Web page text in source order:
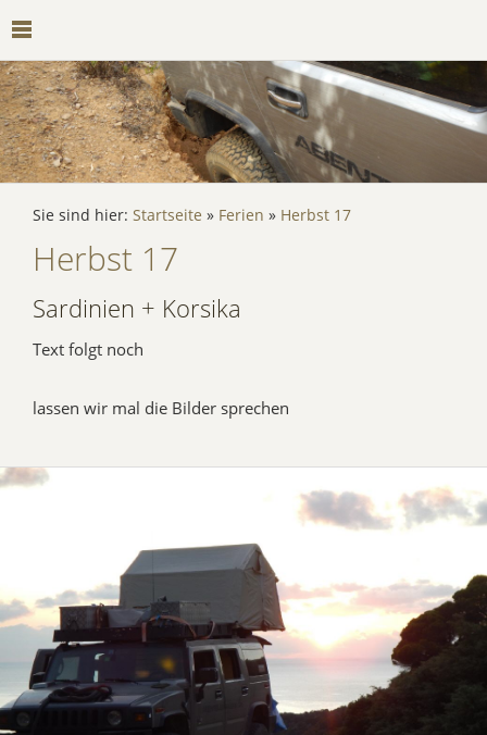
Sie sind hier: Startseite » Ferien » Herbst 17
Herbst 17
Sardinien + Korsika
Text folgt noch
lassen wir mal die Bilder sprechen